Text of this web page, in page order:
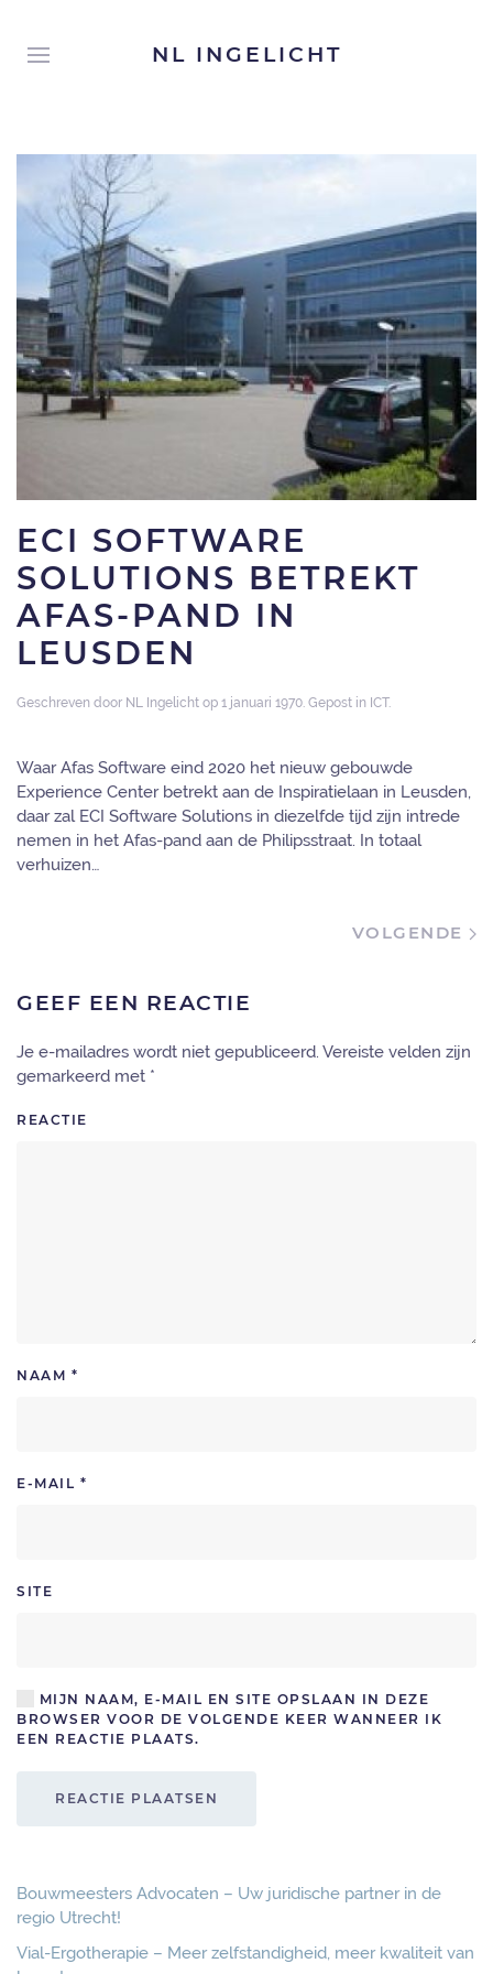
NL INGELICHT
ECI SOFTWARE
SOLUTIONS BETREKT
AFAS-PAND IN
LEUSDEN
Geschreven door NL Ingelicht op 1 januari 1970. Gepost in ICT.
Waar Afas Software eind 2020 het nieuw gebouwde
Experience Center betrekt aan de Inspiratielaan in Leusden,
daar zal ECI Software Solutions in diezelfde tijd zijn intrede
nemen in het Afas-pand aan de Philipsstraat. In totaal
verhuizen…
VOLGENDE
GEEF EEN REACTIE
Je e-mailadres wordt niet gepubliceerd. Vereiste velden zijn
gemarkeerd met *
REACTIE
NAAM *
E-MAIL *
SITE
MIJN NAAM, E-MAIL EN SITE OPSLAAN IN DEZE
BROWSER VOOR DE VOLGENDE KEER WANNEER IK
EEN REACTIE PLAATS.
REACTIE PLAATSEN
Bouwmeesters Advocaten – Uw juridische partner in de
regio Utrecht!
Vial-Ergotherapie – Meer zelfstandigheid, meer kwaliteit van